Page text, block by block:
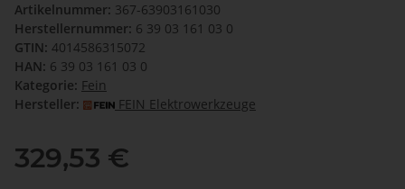
Artikelnummer: 367-63903161030
Herstellernummer: 6 39 03 161 03 0
GTIN: 4014586315072
HAN: 6 39 03 161 03 0
Kategorie: Fein
Hersteller:
FEIN Elektrowerkzeuge
329,53 €